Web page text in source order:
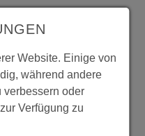
sind Metaphern
des 21.
Hochglanzfotos
Website. Einige von
während andere
verbessern oder
Verfügung zu